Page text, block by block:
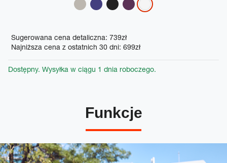
Promotions
Sugerowana cena detaliczna: 739zł
Najniższa cena z ostatnich 30 dni: 699zł
Dostępny. Wysyłka w ciągu 1 dnia roboczego.
Funkcje